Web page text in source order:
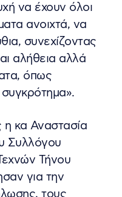
να έχουν όλοι
ανοιχτά, να
συνεχίζοντας
αλήθεια αλλά
όπως
κα Αναστασία
Συλλόγου
Τήνου
για την